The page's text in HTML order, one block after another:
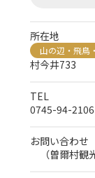
所在地
山の辺・飛鳥
村今井733
TEL
0745-94-2106
お問い合わせ
（曽爾村観